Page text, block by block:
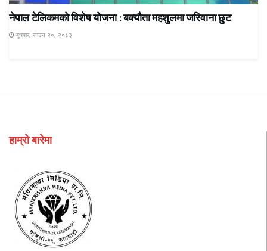
नेपाल टेलिकमको विशेष योजना : बक्यौता महशुलमा जरिवाना छुट
बुधबार, साउन २०, २०८३
हाम्रो बारेमा